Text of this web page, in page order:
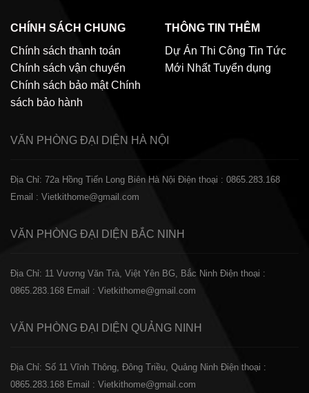
CHÍNH SÁCH CHUNG
Chính sách thanh toán
Chính sách vận chuyển
Chính sách bảo mật Chính
sách bảo hành
THÔNG TIN THÊM
Dự Án Thi Công Tin Tức
Mới Nhất Tuyển dụng
VĂN PHÒNG ĐẠI DIỆN HÀ NỘI
Địa Chỉ: 72a Hồng Tiến Long Biên Hà Nội Điện thoại : 0865.283.168
Email : Vietkithome@gmail.com
VĂN PHÒNG ĐẠI DIỆN BẮC NINH
Địa Chỉ: 11 Vương Văn Trà, Việt Yên BG, Bắc Ninh Điện thoại :
0865.283.168 Email : Vietkithome@gmail.com
VĂN PHÒNG ĐẠI DIỆN QUẢNG NINH
Địa Chỉ: Số 11 Vĩnh Thông, Đông Triều, Quảng Ninh Điện thoại :
0865.283.168 Email : Vietkithome@gmail.com